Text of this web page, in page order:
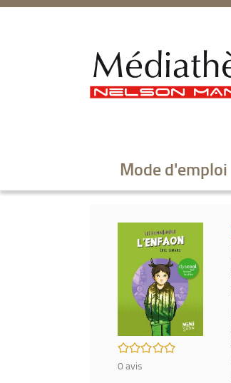
recherche
Mode d'emploi
/5
0avis